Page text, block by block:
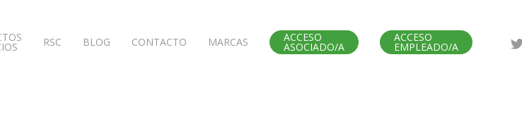
RSC BLOG CONTACTO MARCAS ACCESO
ASOCIADO/A
ACCESO
EMPLEADO/A